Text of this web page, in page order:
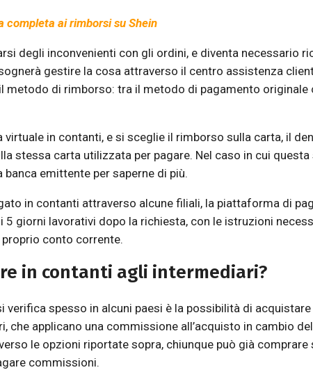
completa ai rimborsi su Shein
degli inconvenienti con gli ordini, e diventa necessario
gestire la cosa attraverso il centro assistenza
metodo di rimborso: tra il metodo di pagamento originale
virtuale in contanti, e si sceglie il rimborso sulla carta, il
stessa carta utilizzata per pagare. Nel caso in cui questa
emittente per saperne di più.
in contanti attraverso alcune filiali, la piattaforma di
i 5 giorni lavorativi dopo la richiesta, con le istruzioni
conto corrente.
in contanti agli intermediari?
verifica spesso in alcuni paesi è la possibilità di acquistare
che applicano una commissione all’acquisto in cambio
le opzioni riportate sopra, chiunque può già comprare
commissioni.